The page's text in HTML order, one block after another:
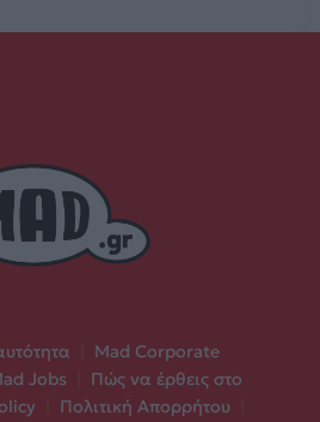
Mad Corporate
Jobs
Πώς να έρθεις στο
Πολιτική Απορρήτου